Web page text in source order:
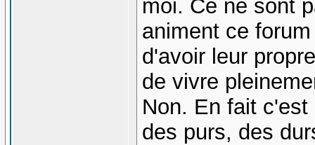
moi. Ce ne sont
animent ce
d'avoir leur
de vivre
Non. En fait
des purs, des